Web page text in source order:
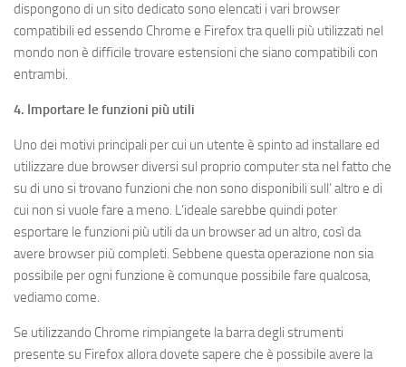
dispongono di un sito dedicato sono elencati i vari browser
compatibili ed essendo Chrome e Firefox tra quelli più utilizzati nel
mondo non è difficile trovare estensioni che siano compatibili con
entrambi.
4. Importare le funzioni più utili
Uno dei motivi principali per cui un utente è spinto ad installare ed
utilizzare due browser diversi sul proprio computer sta nel fatto che
su di uno si trovano funzioni che non sono disponibili sull’ altro e di
cui non si vuole fare a meno. L’ideale sarebbe quindi poter
esportare le funzioni più utili da un browser ad un altro, così da
avere browser più completi. Sebbene questa operazione non sia
possibile per ogni funzione è comunque possibile fare qualcosa,
vediamo come.
Se utilizzando Chrome rimpiangete la barra degli strumenti
presente su Firefox allora dovete sapere che è possibile avere la